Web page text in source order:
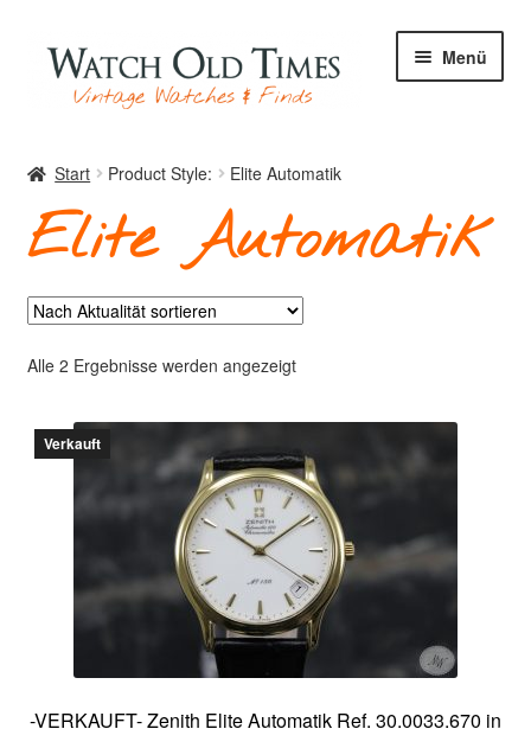
Zur
Navigation
springen
Zum
Inhalt
springen
Menü
Uhren
Archiv
Start Product Style: Elite Automatik
Elite Automatik
Alle 2 Ergebnisse werden angezeigtNach
Verkauft
-VERKAUFT- Zenith Elite Automatik Ref. 30.0033.670 in